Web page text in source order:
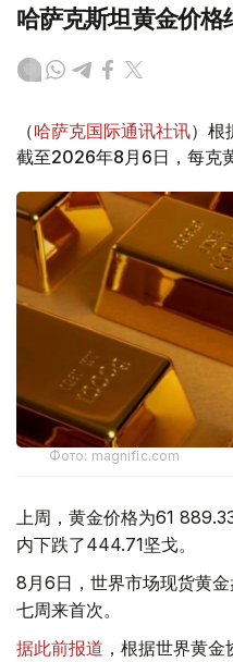
哈萨克斯坦黄金价格
（哈萨克国际通讯社讯）根
截至2026年8月6日，每克
Фото: magnific.com
上周，黄金价格为61
内下跌了444.71坚戈。
8月6日，世界市场现货黄
七周来首次。
据此前报道 ，根据世界黄